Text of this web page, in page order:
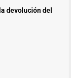
devolución del